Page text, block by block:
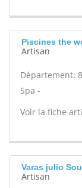
Piscines the
Artisan
Département:
Spa -
Voir la fiche
Varas julio
Artisan